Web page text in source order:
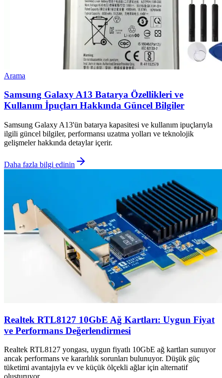
Arama
Samsung Galaxy A13 Batarya Özellikleri ve
Kullanım İpuçları Hakkında Güncel Bilgiler
Samsung Galaxy A13'ün batarya kapasitesi ve kullanım ipuçlarıyla
ilgili güncel bilgiler, performansı uzatma yolları ve teknolojik
gelişmeler hakkında detaylar içerir.
Daha fazla bilgi edinin
Realtek RTL8127 10GbE Ağ Kartları: Uygun Fiyat
ve Performans Değerlendirmesi
Realtek RTL8127 yongası, uygun fiyatlı 10GbE ağ kartları sunuyor
ancak performans ve kararlılık sorunları bulunuyor. Düşük güç
tüketimi avantajıyla ev ve küçük ölçekli ağlar için alternatif